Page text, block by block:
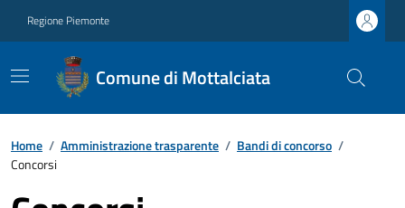
Regione Piemonte
Comune di Mottalciata
Home / Amministrazione trasparente / Bandi di concorso /
Concorsi